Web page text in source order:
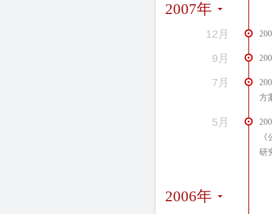
2007年
12月
9月
7月
方
5月
研
2006年